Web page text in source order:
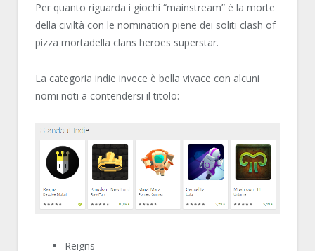
Per quanto riguarda i giochi “mainstream” è la morte
della civiltà con le nomination piene dei soliti clash of
pizza mortadella clans heroes superstar.
La categoria indie invece è bella vivace con alcuni
nomi noti a contendersi il titolo:
Reigns